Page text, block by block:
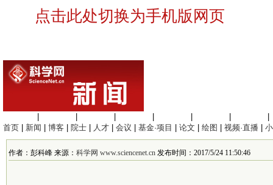
点击此处切换为手机版网页
首页
新闻 博客 院士 人才 会议 基金·项目 论文 绘图 视频·直播
作者：彭科峰 来源： 科学网 www.sciencenet.cn 发布时间：2017/5/24 11:50:46